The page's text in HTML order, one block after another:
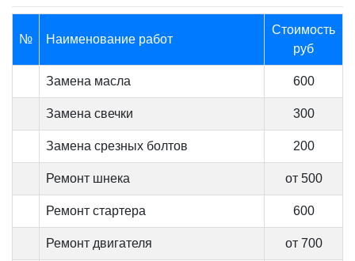
№ Наименование работ
Стоимость
руб
Замена масла 600
Замена свечки 300
Замена срезных болтов 200
Ремонт шнека от 500
Ремонт стартера 600
Ремонт двигателя от 700